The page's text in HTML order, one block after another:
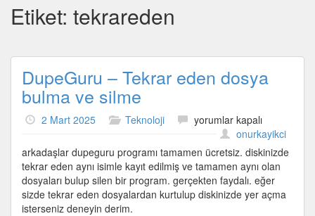
Etiket: tekrareden
DupeGuru – Tekrar eden dosya
bulma ve silme
2 Mart 2025 Teknoloji
DupeGuru
Tekrar
eden
dosya
bulma
yorumlar kapalı
onurkayikci
arkadaşlar dupeguru programı tamamen ücretsiz. diskinizde
tekrar eden aynı isimle kayıt edilmiş ve tamamen aynı olan
dosyaları bulup silen bir program. gerçekten faydalı. eğer
sizde tekrar eden dosyalardan kurtulup diskinizde yer açma
isterseniz deneyin derim.